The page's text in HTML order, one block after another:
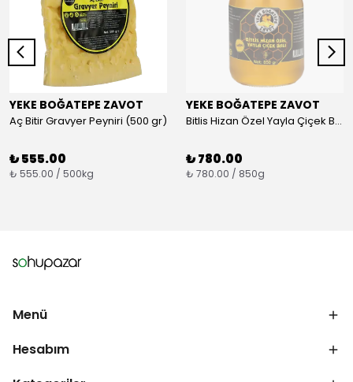
YEKE BOĞATEPE ZAVOT
Aç Bitir Gravyer Peyniri (500 gr)
₺ 555.00
₺ 555.00 / 500kg
YEKE BOĞATEPE ZAVOT
Bitlis Hizan Özel Yayla Çiçek Balı (850 gr)
₺ 780.00
₺ 780.00 / 850g
Menü
Hesabım